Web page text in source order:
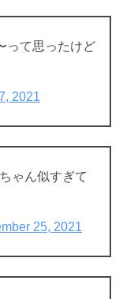
って思ったけど
2021
ゃん似すぎて
25, 2021